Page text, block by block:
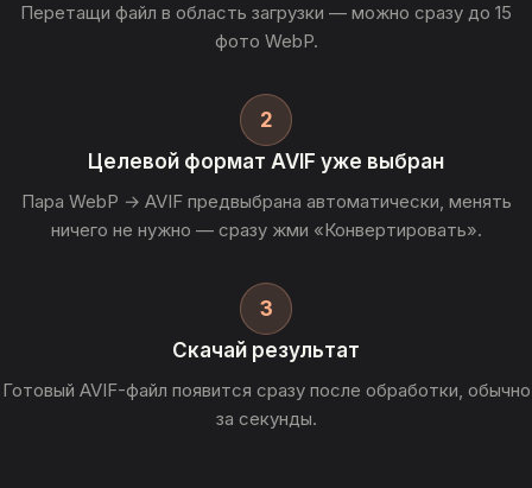
Перетащи файл в область загрузки — можно сразу до 15
фото WebP.
2
Целевой формат AVIF уже выбран
Пара WebP → AVIF предвыбрана автоматически, менять
ничего не нужно — сразу жми «Конвертировать».
3
Скачай результат
Готовый AVIF-файл появится сразу после обработки, обычно
за секунды.